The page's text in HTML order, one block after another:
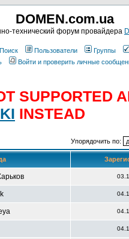
DOMEN.com.ua
технический форум провайдера
Поиск Пользователи Группы
Войти и проверить личные
SUPPORTED
INSTEAD
Упорядочить по: